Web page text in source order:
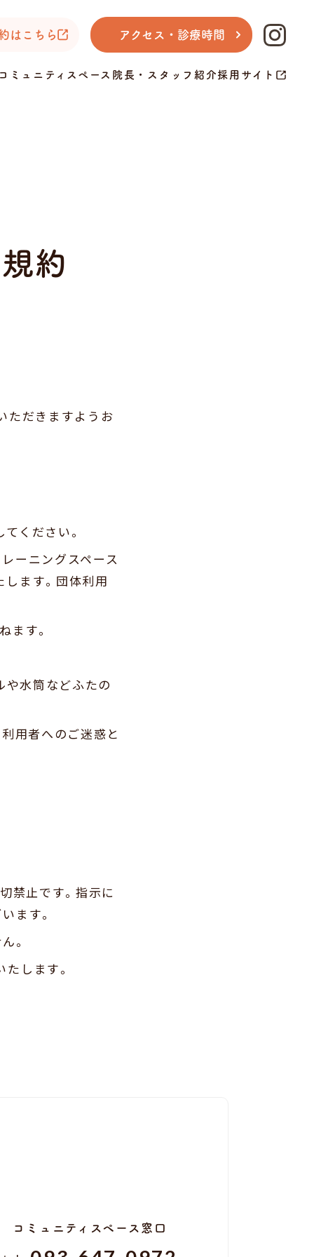
はこちら アクセス・診療時間
ミュニティスペース 院長・スタッフ紹介 採用サイト
約
ただきますようお
ください。
ーニングスペース
ます。団体利用
ます。
や水筒などふたの
用者へのご迷惑と
禁止です。指示に
ます。
。
します。
コミュニティスペース窓口